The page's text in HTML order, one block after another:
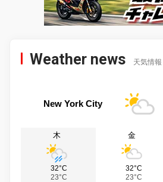
Weather news 天気情報
New York City
木
32°C
23°C
金
32°C
23°C